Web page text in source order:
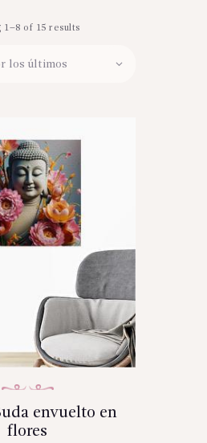
1–8 of 15 results
envuelto en
flores